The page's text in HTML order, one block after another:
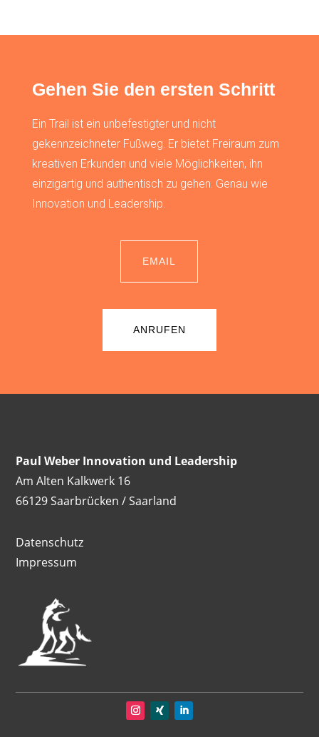
Gehen Sie den ersten Schritt
Ein Trail ist ein unbefestigter und nicht
gekennzeichneter Fußweg. Er bietet Freiraum zum
kreativen Erkunden und viele Möglichkeiten, ihn
einzigartig und authentisch zu gehen. Genau wie
Innovation und Leadership.
EMAIL
ANRUFEN
Paul Weber Innovation und Leadership
Am Alten Kalkwerk 16
66129 Saarbrücken / Saarland
Datenschutz
Impressum